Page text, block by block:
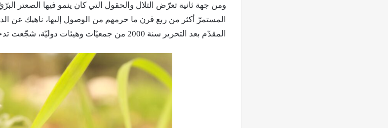
ومن جهة ثانية تعرّض التلال والحقول التي كان ينمو فيها الصعتر
المستمرّ أكثر من ربع قرن ما حرمهم من الوصول إليها، ناهيك عن
المقدّم بعد التحرير سنة 2000 من جمعيّات وهيئات دوليّة، شجّعت تدجين الصعتر.